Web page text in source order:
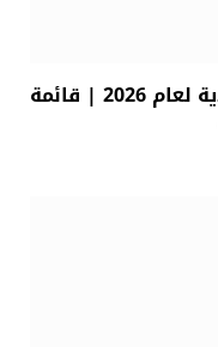
أفضل أطباء العيون في السعودية لعام 2026 | قائمة